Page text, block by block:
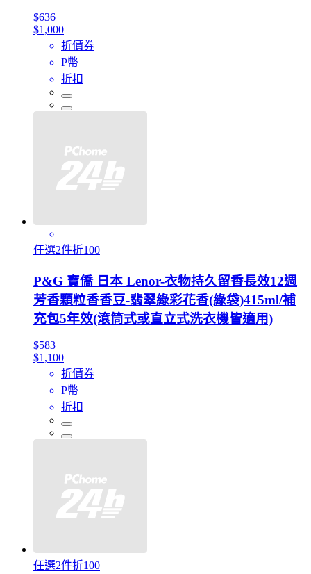
$636
$1,000
折價券
P幣
折扣
任選2件折100
P&G 寶僑 日本 Lenor-衣物持久留香長效12週
芳香顆粒香香豆-翡翠綠彩花香(綠袋)415ml/補
充包5年效(滾筒式或直立式洗衣機皆適用)
$583
$1,100
折價券
P幣
折扣
任選2件折100